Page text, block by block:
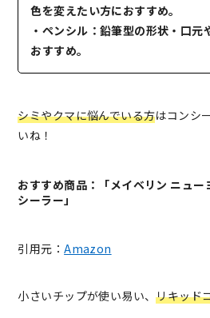
色を変えたい方におすすめ。
・ペンシル：鉛筆型の形状・口元
おすすめ。
シミやクマに悩んでいる方はコンシ
いね！
おすすめ商品：「メイベリン ニュー
シーラー」
引用元：Amazon
小さいチップが使い易い、リキッド